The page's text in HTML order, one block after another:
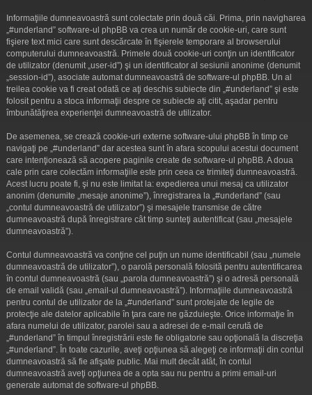
Informaţiile dumneavoastră sunt colectate prin două căi. Prima, prin navigharea
„#underland” software-ul phpBB va crea un număr de cookie-uri, care sunt
fişiere text mici care sunt descărcate în fişierele temporare al browserului
computerului dumneavoastră. Primele două cookie-uri conţin un identificator
de utilizator (denumit „user-id”) şi un identificator al sesiunii anonime (denumit
„session-id”), asociate automat dumneavoastră de software-ul phpBB. Un al
treilea cookie va fi creat odată ce aţi deschis subiecte din „#underland” şi este
folosit pentru a stoca informaţii despre ce subiecte aţi citit, aşadar pentru
îmbunătăţirea experienţei dumneavoastră de utilizator.
De asemenea, se crează cookie-uri externe software-ului phpBB în timp ce
navigaţi pe „#underland” dar acestea sunt în afara scopului acestui document
care intenţionează să acopere paginile create de software-ul phpBB. A doua
cale prin care colectăm informaţiile este prin ceea ce trimiteţi dumneavoastră.
Acest lucru poate fi, şi nu este limitat la: expedierea unui mesaj ca utilizator
anonim (denumite „mesaje anonime”), înregistrarea la „#underland” (sau
„contul dumneavoastră de utilizator”) şi mesajele transmise de către
dumneavoastră după înregistrare cât timp sunteţi autentificat (sau „mesajele
dumneavoastră”).
Contul dumneavoastră va conţine cel puţin un nume identificabil (sau „numele
dumneavoastră de utilizator”), o parolă personală folosită pentru autentificarea
în contul dumneavoastră (sau „parola dumneavoastră”) şi o adresă personală
de email validă (sau „email-ul dumneavoastră”). Informaţiile dumneavoastră
pentru contul de utilizator de la „#underland” sunt protejate de legile de
protecţie ale datelor aplicabile în ţara care ne găzduieşte. Orice informaţie în
afara numelui de utilizator, parolei sau a adresei de e-mail cerută de
„#underland” în timpul înregistrării este fie obligatorie sau opţională la discreţia
„#underland”. În toate cazurile, aveţi opţiunea să alegeţi ce informaţii din contul
dumneavoastră să fie afişate public. Mai mult decât atât, în contul
dumneavoastră aveţi opţiunea de a opta sau nu pentru a primi email-uri
generate automat de software-ul phpBB.